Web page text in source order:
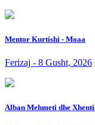
Mentor Kurtishi - Moaa
Ferizaj - 8 Gusht, 2026
Alban Mehmeti dhe